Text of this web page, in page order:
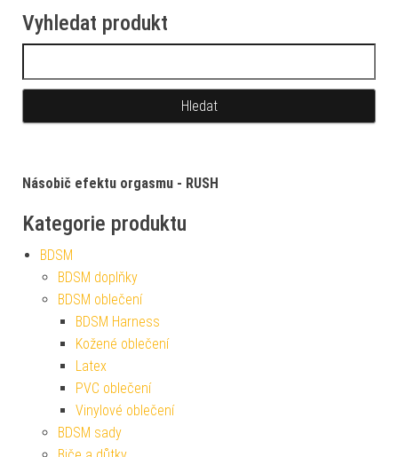
Vyhledat produkt
Násobič efektu orgasmu - RUSH
Kategorie produktu
BDSM
BDSM doplňky
BDSM oblečení
BDSM Harness
Kožené oblečení
Latex
PVC oblečení
Vinylové oblečení
BDSM sady